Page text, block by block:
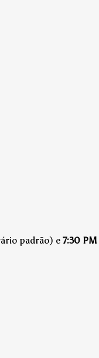
padrão) e 7:30 PM